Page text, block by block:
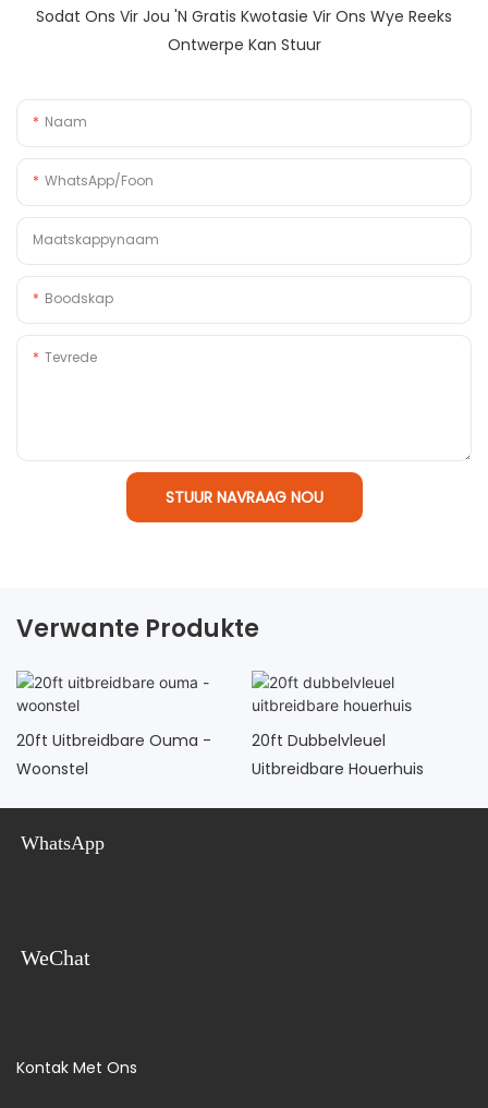
Sodat Ons Vir Jou 'n Gratis Kwotasie Vir Ons Wye Reeks
Ontwerpe Kan Stuur
Naam
WhatsApp/foon
Maatskappynaam
Boodskap
Tevrede
STUUR NAVRAAG NOU
Verwante Produkte
20ft Uitbreidbare Ouma -
Woonstel
20ft Dubbelvleuel
Uitbreidbare Houerhuis
WhatsApp
WeChat
Kontak Met Ons